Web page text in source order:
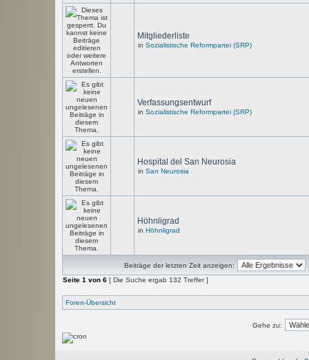
Mitgliederliste
in Sozialistische Reformpartei (SRP)
Verfassungsentwurf
in Sozialistische Reformpartei (SRP)
Hospital del San Neurosia
in San Neurosia
Höhnligrad
in Höhnligrad
Beiträge der letzten Zeit anzeigen:
Seite 1 von 6 [ Die Suche ergab 132 Treffer ]
Foren-Übersicht
Gehe zu: